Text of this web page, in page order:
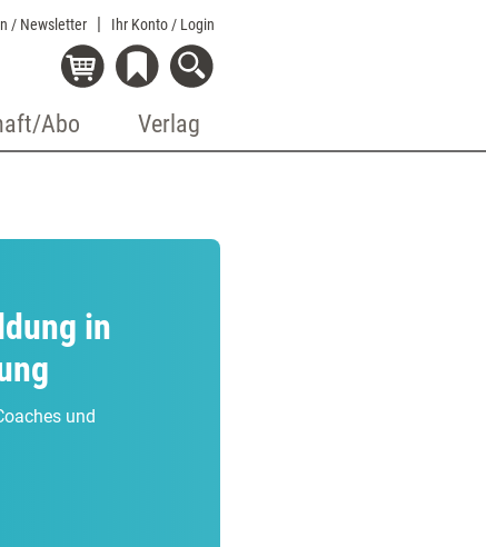
/ Newsletter Ihr Konto / Login
Abo Verlag
in
und